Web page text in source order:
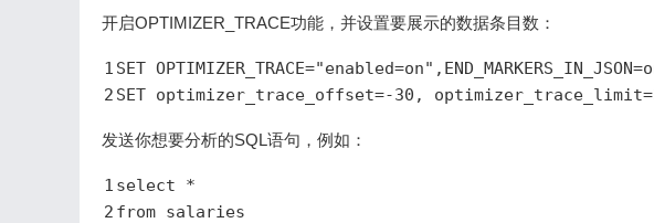
开启OPTIMIZER_TRACE功能，并设置要展示的数据条目数：
1
2
SET OPTIMIZER_TRACE="enabled=on" ,END_MARKERS_IN_JSON=
SET optimizer_trace_offset=-30 , optimizer_trace_limit=
发送你想要分析的SQL语句，例如：
1
2
select *
from salaries